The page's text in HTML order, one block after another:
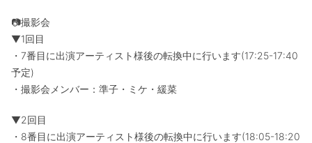
📷撮影会
▼1回目
・7番目に出演アーティスト様後の転換中に行います(17:25-17:40
予定)
・撮影会メンバー：準子・ミケ・緩菜
▼2回目
・8番目に出演アーティスト様後の転換中に行います(18:05-18:20